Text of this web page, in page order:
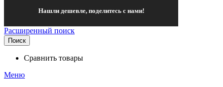
Нашли дешевле, поделитесь с нами!
Расширенный поиск
Поиск
Сравнить товары
Меню